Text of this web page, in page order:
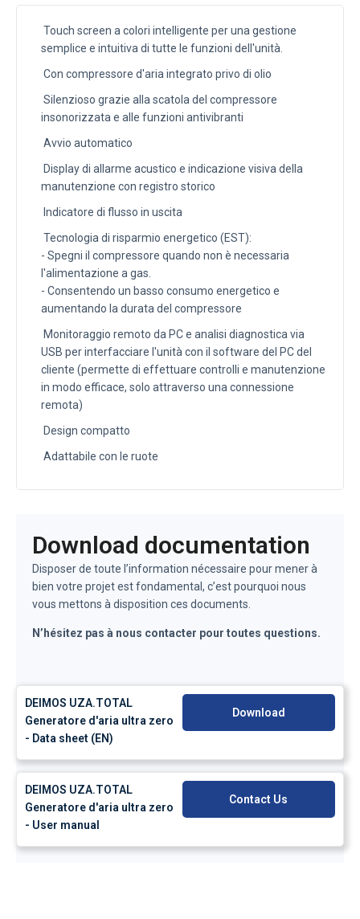
Touch screen a colori intelligente per una gestione
semplice e intuitiva di tutte le funzioni dell'unità.
Con compressore d'aria integrato privo di olio
Silenzioso grazie alla scatola del compressore
insonorizzata e alle funzioni antivibranti
Avvio automatico
Display di allarme acustico e indicazione visiva della
manutenzione con registro storico
Indicatore di flusso in uscita
Tecnologia di risparmio energetico (EST):
- Spegni il compressore quando non è necessaria
l'alimentazione a gas.
- Consentendo un basso consumo energetico e
aumentando la durata del compressore
Monitoraggio remoto da PC e analisi diagnostica via
USB per interfacciare l'unità con il software del PC del
cliente (permette di effettuare controlli e manutenzione
in modo efficace, solo attraverso una connessione
remota)
Design compatto
Adattabile con le ruote
Download documentation
Disposer de toute l’information nécessaire pour mener à
bien votre projet est fondamental, c’est pourquoi nous
vous mettons à disposition ces documents.
N’hésitez pas à nous contacter pour toutes questions.
DEIMOS UZA.TOTAL
Generatore d'aria ultra zero
- Data sheet (EN)
Download
DEIMOS UZA.TOTAL
Generatore d'aria ultra zero
- User manual
Contact Us